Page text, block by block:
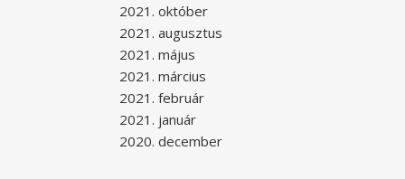
2021. október
2021. augusztus
2021. május
2021. március
2021. február
2021. január
2020. december